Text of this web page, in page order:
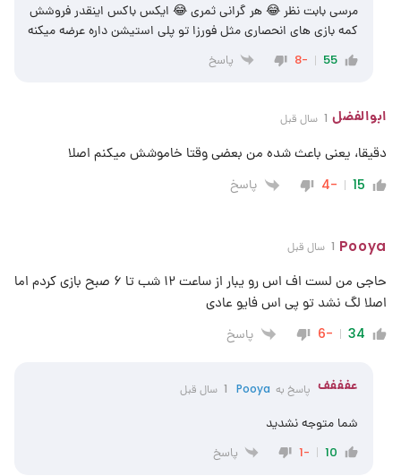
مرسی بابت نظر 😂 هر گرانی ثمری 😂 ایکس باکس اینقدر فروشش
کمه بازی های انحصاری مثل فورزا تو پلی استیشن داره عرضه میکنه
55
-8 پاسخ
ابوالفضل 1 سال قبل
دقیقا، یعنی باعث شده من بعضی وقتا خاموشش میکنم اصلا
15
-4 پاسخ
Pooya 1 سال قبل
حاجی من لست اف اس رو یبار از ساعت ۱۲ شب تا ۶ صبح بازی کردم اما
اصلا لگ نشد تو پی اس فایو عادی
34
-6 پاسخ
عفففف پاسخ به Pooya 1 سال قبل
شما متوجه نشدید
10
-1 پاسخ